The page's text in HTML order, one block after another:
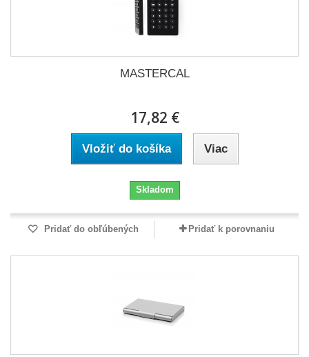
MASTERCAL
17,82 €
Vložiť do košíka Viac
Skladom
Pridať do obľúbených Pridať k porovnaniu